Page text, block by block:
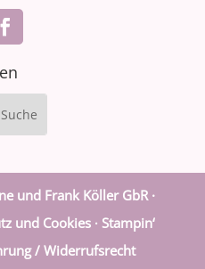
und Frank Köller GbR ·
und Cookies· Stampin‘
/ Widerrufsrecht